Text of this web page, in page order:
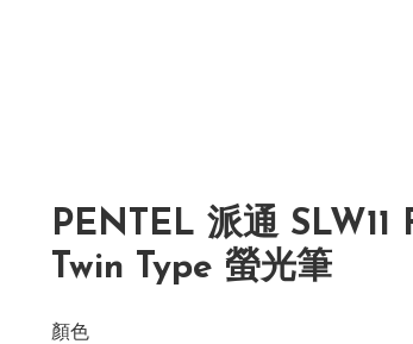
PENTEL 派通 SLW11
Twin Type 螢光筆
顏色